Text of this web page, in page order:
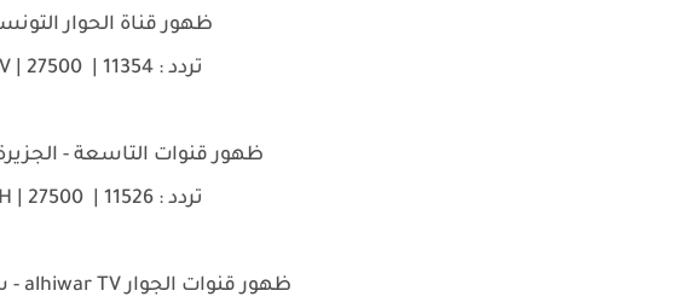
ظهور قناة الحوار
تردد : 11354 | V | 27500
ظهور قنوات التاسعة -
تردد : 11526 | H | 27500
ظهور قنوات الجوار alhiwar TV - سما اليمن